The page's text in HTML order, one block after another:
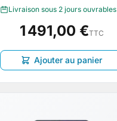
Livraison sous 2 jours ouvrables
1 491,00 €TTC
Ajouter au panier